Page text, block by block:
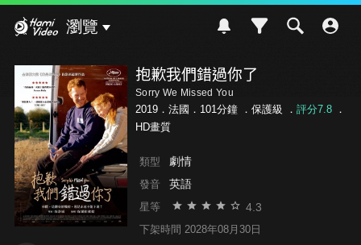
瀏覽
抱歉我們錯過你了
Sorry We Missed You
2019．法國．101分鐘 ． 保護級 ． 評分7.8．
HD畫質
類型 劇情
發音 英語
星等 4.3
下架時間 2028年08月30日